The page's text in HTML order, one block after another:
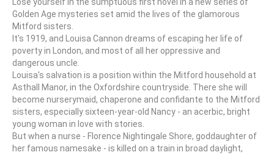
Golden Age mysteries set amid the lives of the glamorous
Mitford sisters.
It's 1919, and Louisa Cannon dreams of escaping her life of
poverty in London, and most of all her oppressive and
dangerous uncle.
Louisa's salvation is a position within the Mitford household at
Asthall Manor, in the Oxfordshire countryside. There she will
become nurserymaid, chaperone and confidante to the Mitford
sisters, especially sixteen-year-old Nancy - an acerbic, bright
young woman in love with stories.
But when a nurse - Florence Nightingale Shore, goddaughter of
her famous namesake - is killed on a train in broad daylight,